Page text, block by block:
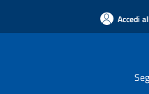
Accedi